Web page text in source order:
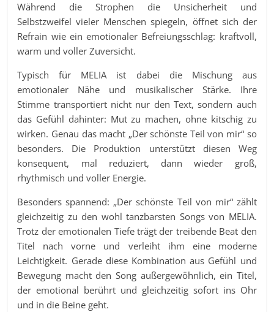
Während die Strophen die Unsicherheit und
Selbstzweifel vieler Menschen spiegeln, öffnet sich der
Refrain wie ein emotionaler Befreiungsschlag: kraftvoll,
warm und voller Zuversicht.
Typisch für MELIA ist dabei die Mischung aus
emotionaler Nähe und musikalischer Stärke. Ihre
Stimme transportiert nicht nur den Text, sondern auch
das Gefühl dahinter: Mut zu machen, ohne kitschig zu
wirken. Genau das macht „Der schönste Teil von mir“ so
besonders. Die Produktion unterstützt diesen Weg
konsequent, mal reduziert, dann wieder groß,
rhythmisch und voller Energie.
Besonders spannend: „Der schönste Teil von mir“ zählt
gleichzeitig zu den wohl tanzbarsten Songs von MELIA.
Trotz der emotionalen Tiefe trägt der treibende Beat den
Titel nach vorne und verleiht ihm eine moderne
Leichtigkeit. Gerade diese Kombination aus Gefühl und
Bewegung macht den Song außergewöhnlich, ein Titel,
der emotional berührt und gleichzeitig sofort ins Ohr
und in die Beine geht.